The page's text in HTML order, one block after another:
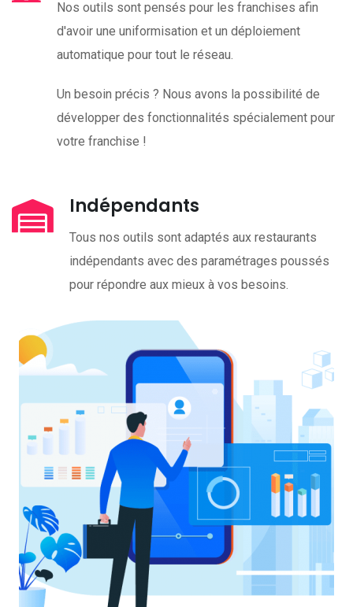
Nos outils sont pensés pour les franchises afin
d'avoir une uniformisation et un déploiement
automatique pour tout le réseau.
Un besoin précis ? Nous avons la possibilité de
développer des fonctionnalités spécialement pour
votre franchise !
Indépendants
Tous nos outils sont adaptés aux restaurants
indépendants avec des paramétrages poussés
pour répondre aux mieux à vos besoins.